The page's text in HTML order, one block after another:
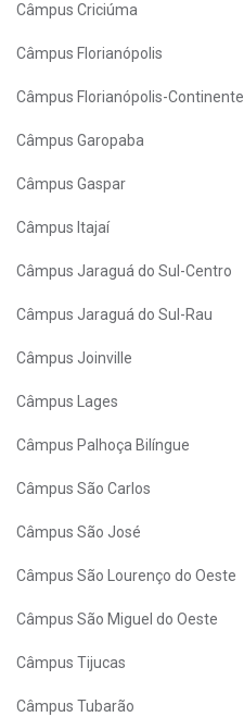
Câmpus Criciúma
Câmpus Florianópolis
Câmpus Florianópolis-Continente
Câmpus Garopaba
Câmpus Gaspar
Câmpus Itajaí
Câmpus Jaraguá do Sul-Centro
Câmpus Jaraguá do Sul-Rau
Câmpus Joinville
Câmpus Lages
Câmpus Palhoça Bilíngue
Câmpus São Carlos
Câmpus São José
Câmpus São Lourenço do Oeste
Câmpus São Miguel do Oeste
Câmpus Tijucas
Câmpus Tubarão